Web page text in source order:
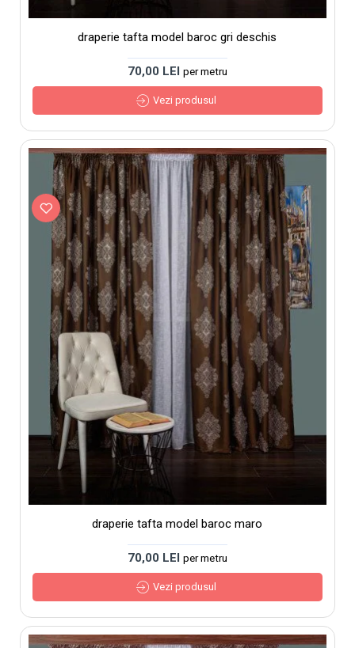
draperie tafta model baroc gri deschis
70,00 LEI per metru
Vezi produsul
draperie tafta model baroc maro
70,00 LEI per metru
Vezi produsul